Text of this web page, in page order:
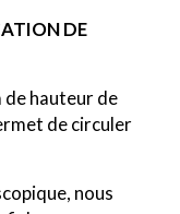
DE
de hauteur de
de circuler
nous